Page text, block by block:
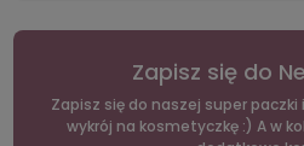
Zapisz się do
Zapisz się do naszej super paczki i
wykrój na kosmetyczkę :) A w